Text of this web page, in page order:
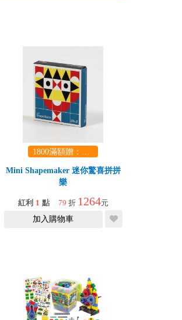
1800滿額贈：口袋玩具一份（隨機出貨） (summer read)
Mini Shapemaker 迷你驚喜拼拼
樂
紅利 1 點 79 折 1264元
加入購物車